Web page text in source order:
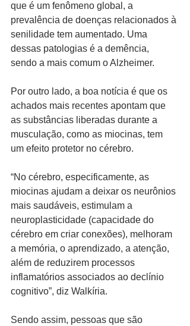
que é um fenômeno global, a
prevalência de doenças relacionados à
senilidade tem aumentado. Uma
dessas patologias é a demência,
sendo a mais comum o Alzheimer.
Por outro lado, a boa notícia é que os
achados mais recentes apontam que
as substâncias liberadas durante a
musculação, como as miocinas, tem
um efeito protetor no cérebro.
“No cérebro, especificamente, as
miocinas ajudam a deixar os neurônios
mais saudáveis, estimulam a
neuroplasticidade (capacidade do
cérebro em criar conexões), melhoram
a memória, o aprendizado, a atenção,
além de reduzirem processos
inflamatórios associados ao declínio
cognitivo”, diz Walkíria.
Sendo assim, pessoas que são